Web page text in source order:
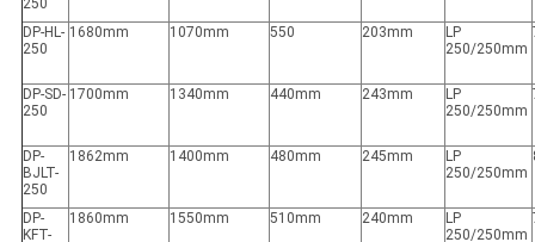
250
DP-HL-
250
1680mm 1070mm 550 203mm
LP
250/250mm
DP-SD-
250
1700mm 1340mm 440mm 243mm
LP
250/250mm
DP-
BJLT-
250
1862mm 1400mm 480mm 245mm
LP
250/250mm
DP-
KFT-
1860mm 1550mm 510mm 240mm
LP
250/250mm